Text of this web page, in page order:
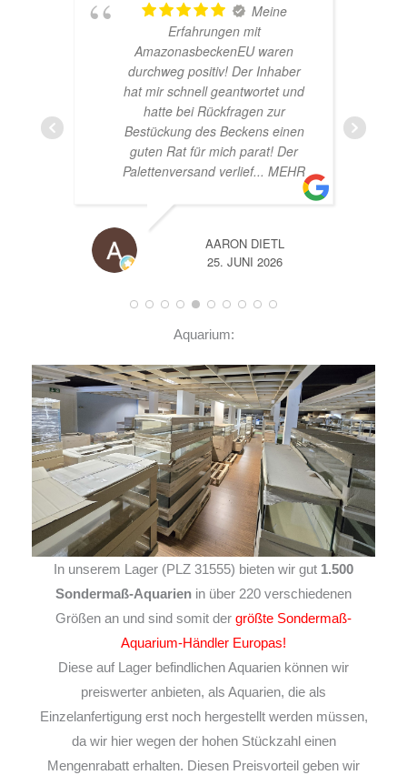
Meine
Erfahrungen mit
AmazonasbeckenEU waren
durchweg positiv! Der Inhaber
hat mir schnell geantwortet und
hatte bei Rückfragen zur
Bestückung des Beckens einen
guten Rat für mich parat! Der
Palettenversand verlief... MEHR
AARON DIETL
25. JUNI 2026
Aquarium:
In unserem Lager (PLZ 31555) bieten wir gut 1.500
Sondermaß-Aquarien in über 220 verschiedenen
Größen an und sind somit der größte Sondermaß-
Aquarium-Händler Europas!
Diese auf Lager befindlichen Aquarien können wir
preiswerter anbieten, als Aquarien, die als
Einzelanfertigung erst noch hergestellt werden müssen,
da wir hier wegen der hohen Stückzahl einen
Mengenrabatt erhalten. Diesen Preisvorteil geben wir